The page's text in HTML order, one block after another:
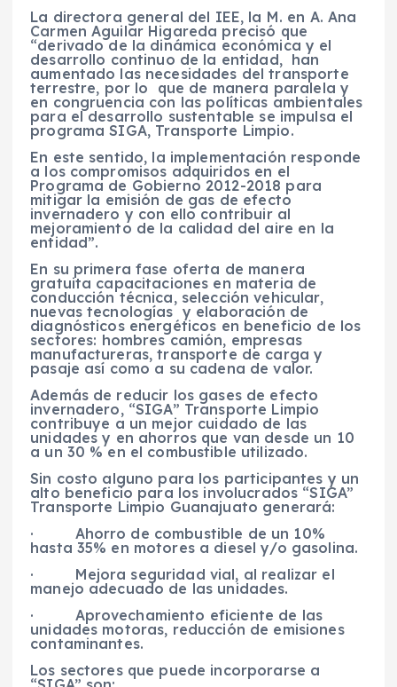
La directora general del IEE, la M. en A. Ana
Carmen Aguilar Higareda precisó que
“derivado de la dinámica económica y el
desarrollo continuo de la entidad, han
aumentado las necesidades del transporte
terrestre, por lo que de manera paralela y
en congruencia con las políticas ambientales
para el desarrollo sustentable se impulsa el
programa SIGA, Transporte Limpio.
En este sentido, la implementación responde
a los compromisos adquiridos en el
Programa de Gobierno 2012-2018 para
mitigar la emisión de gas de efecto
invernadero y con ello contribuir al
mejoramiento de la calidad del aire en la
entidad”.
En su primera fase oferta de manera
gratuita capacitaciones en materia de
conducción técnica, selección vehicular,
nuevas tecnologías y elaboración de
diagnósticos energéticos en beneficio de los
sectores: hombres camión, empresas
manufactureras, transporte de carga y
pasaje así como a su cadena de valor.
Además de reducir los gases de efecto
invernadero, “SIGA” Transporte Limpio
contribuye a un mejor cuidado de las
unidades y en ahorros que van desde un 10
a un 30 % en el combustible utilizado.
Sin costo alguno para los participantes y un
alto beneficio para los involucrados “SIGA”
Transporte Limpio Guanajuato generará:
· Ahorro de combustible de un 10%
hasta 35% en motores a diesel y/o gasolina.
· Mejora seguridad vial, al realizar el
manejo adecuado de las unidades.
· Aprovechamiento eficiente de las
unidades motoras, reducción de emisiones
contaminantes.
Los sectores que puede incorporarse a